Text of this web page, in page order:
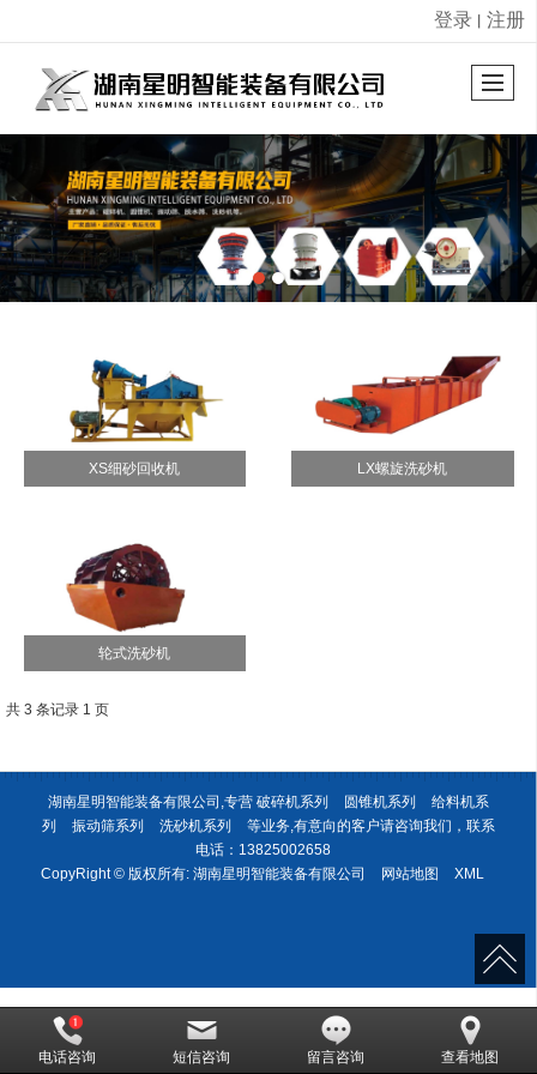
很遗憾，因您的浏览器版本过低导致无法获得最佳浏览体验，推荐下载安装谷歌浏览器！
登录 注册
XS细砂回收机 LX螺旋洗砂机
轮式洗砂机
共 3 条记录 1 页
湖南星明智能装备有限公司,专营 破碎机系列 圆锥机系列
给料机系
列
振动筛系列 洗砂机系列
等业务,有意向的客户请咨询我们，联系
电话： 13825002658
CopyRight © 版权所有: 湖南星明智能装备有限公司 网站地图 XML
电话咨询 短信咨询 留言咨询 查看地图